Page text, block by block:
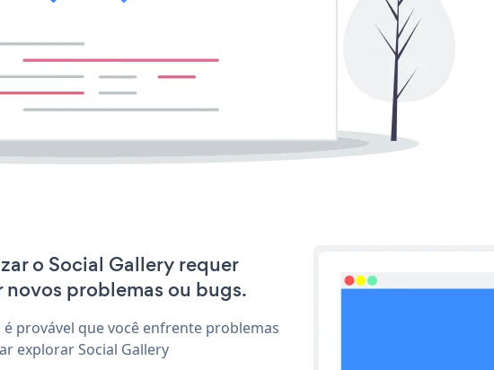
o Social Gallery requer
problemas ou bugs.
provável que você enfrente problemas
explorar Social Gallery